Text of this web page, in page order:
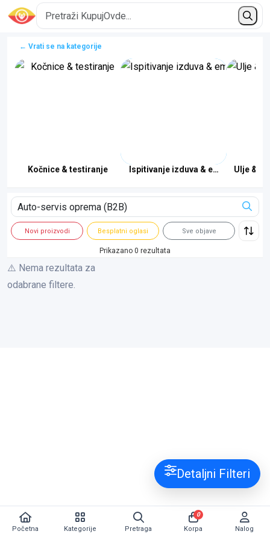
← Vrati se na kategorije
Kočnice & testiranje Ispitivanje izduva & emisijeUlje &
Novi proizvodi Besplatni oglasi Sve objave
Prikazano 0 rezultata
⚠️ Nema rezultata za
odabrane filtere.
Detaljni Filteri
Početna Kategorije Pretraga Korpa
0
Nalog